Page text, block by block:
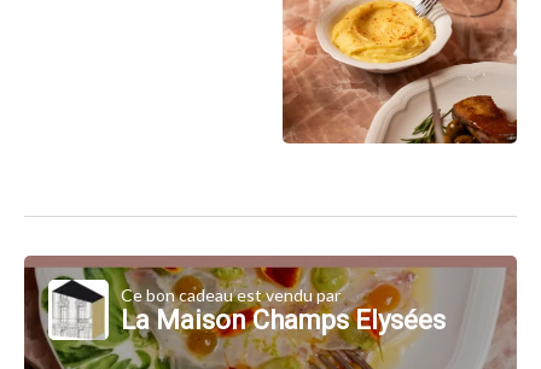
Ce bon cadeau est vendu par
La Maison Champs Elysées